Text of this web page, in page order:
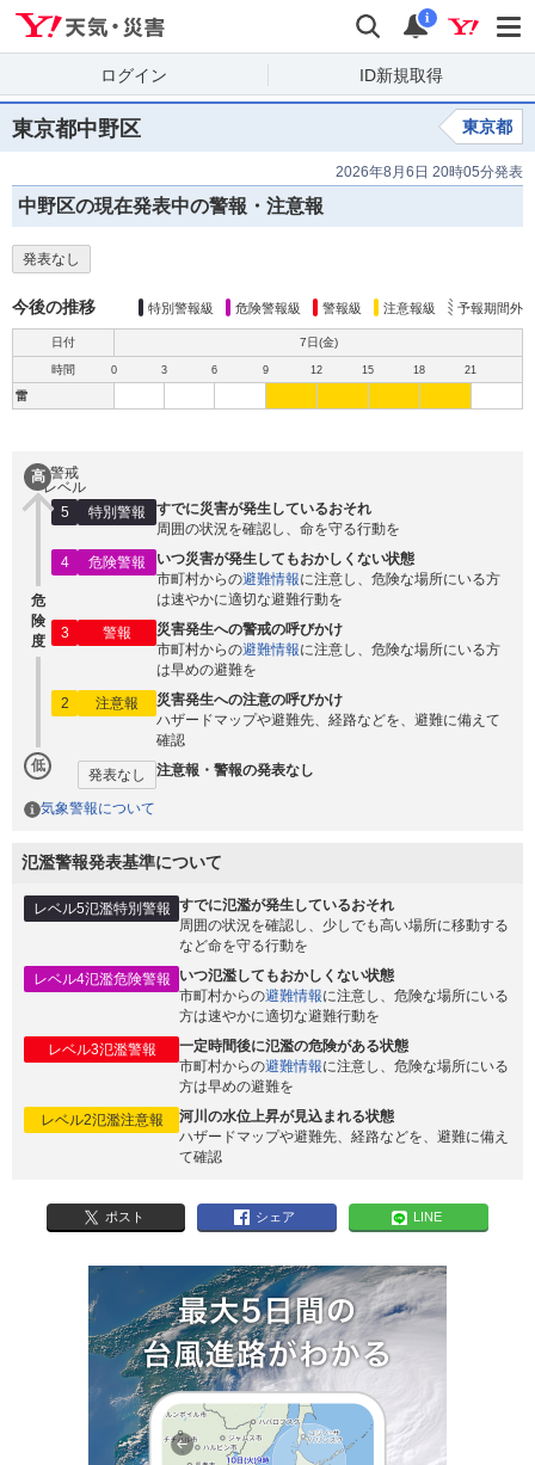
検索 通知
i
ログイン ID新規取得
東京都中野区 東京都
2026年8月6日 20時05分発表
中野区の現在発表中の警報・注意報
発表なし
今後の推移 特別警報級 危険警報級 警報級 注意報級 予報期間外
日付 7日(金)
時間 0 3 6 9 12 15 18 21
雷
高
危
険
度
低
警戒
レベル
5
特別警報
すでに災害が発生しているおそれ
周囲の状況を確認し、命を守る行動を
4
危険警報
いつ災害が発生してもおかしくない状態
市町村からの避難情報に注意し、危険な場所にいる方
は速やかに適切な避難行動を
3
警報
災害発生への警戒の呼びかけ
市町村からの避難情報に注意し、危険な場所にいる方
は早めの避難を
2
注意報
災害発生への注意の呼びかけ
ハザードマップや避難先、経路などを、避難に備えて
確認
発表なし 注意報・警報の発表なし
気象警報について
氾濫警報発表基準について
レベル5氾濫特別警報 すでに氾濫が発生しているおそれ
周囲の状況を確認し、少しでも高い場所に移動する
など命を守る行動を
レベル4氾濫危険警報
いつ氾濫してもおかしくない状態
市町村からの避難情報に注意し、危険な場所にいる
方は速やかに適切な避難行動を
レベル3氾濫警報
一定時間後に氾濫の危険がある状態
市町村からの避難情報に注意し、危険な場所にいる
方は早めの避難を
レベル2氾濫注意報
河川の水位上昇が見込まれる状態
ハザードマップや避難先、経路などを、避難に備え
て確認
ポスト シェア LINE